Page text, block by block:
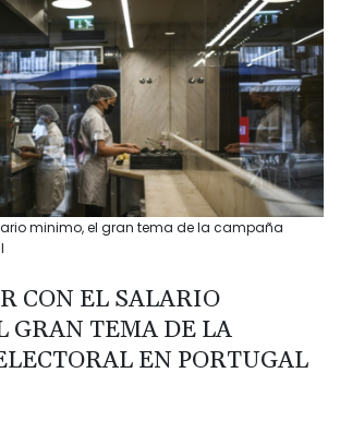
minimo, el gran tema de la campaña
CON EL SALARIO
GRAN TEMA DE LA
EN PORTUGAL